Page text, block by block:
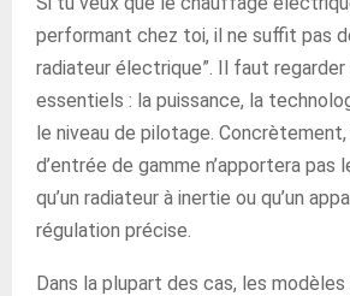
performant chez toi, il ne suffit pas
radiateur électrique”. Il faut
essentiels : la puissance, la
le niveau de pilotage.
d’entrée de gamme n’apportera
qu’un radiateur à inertie ou qu’un
régulation précise.
Dans la plupart des cas, les